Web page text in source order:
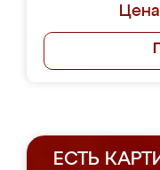
ЕСТЬ